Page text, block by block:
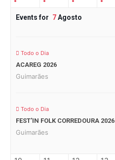
Events for 7Agosto
Todo o Dia
ACAREG 2026
Guimarães
Todo o Dia
FEST’IN FOLK CORREDOURA 2026
Guimarães